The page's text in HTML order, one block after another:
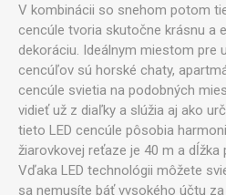
V kombinácii so snehom potom
cencúle tvoria skutočne krásnu a
dekoráciu. Ideálnym miestom pre
cencúľov sú horské chaty,
cencúle svietia na podobných
vidieť už z diaľky a slúžia aj ako
tieto LED cencúle pôsobia
žiarovkovej reťaze je 40 m a dĺžka
Vďaka LED technológii môžete
sa nemusíte báť vysokého účtu